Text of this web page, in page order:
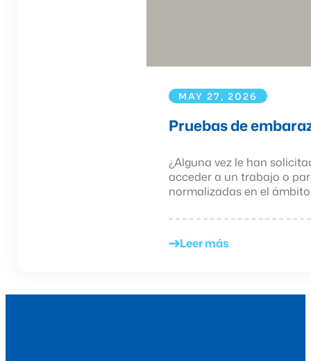
MAY 27, 2026
Pruebas de
¿Alguna vez le han
acceder a un trabajo o
normalizadas en el
Leer más